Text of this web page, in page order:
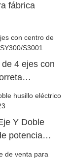
fábrica
4 ejes con
Y Doble
potencia